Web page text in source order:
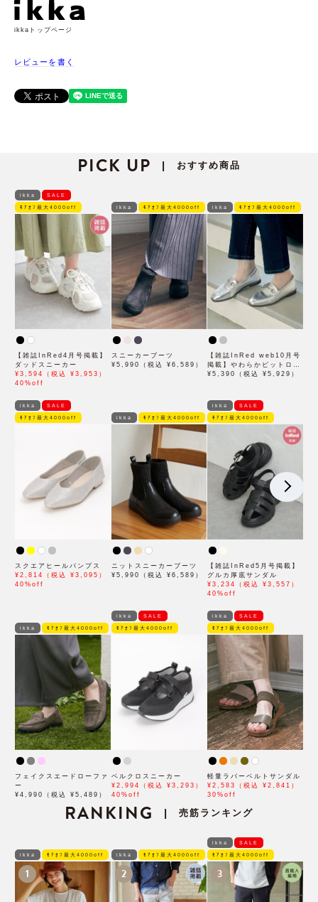
ikkaトップページ
レビューを書く
PICK UP | おすすめ商品
ikka SALE
ﾓｱｵﾌ最大4000off
【雑誌InRed4月号掲載】
ダッドスニーカー
¥3,594（税込 ¥3,953）
40%off
ikka ﾓｱｵﾌ最大4000off
スニーカーブーツ
¥5,990（税込 ¥6,589）
ikka ﾓｱｵﾌ最大4000off
【雑誌InRed web10月号
掲載】やわらかビットロー
ファー
¥5,390（税込 ¥5,929）
ikka SALE
ﾓｱｵﾌ最大4000off
スクエアヒールパンプス
¥2,814（税込 ¥3,095）
40%off
ikka ﾓｱｵﾌ最大4000off
ニットスニーカーブーツ
¥5,990（税込 ¥6,589）
ikka SALE
ﾓｱｵﾌ最大4000off
【雑誌InRed5月号掲載】
グルカ厚底サンダル
¥3,234（税込 ¥3,557）
40%off
ikka ﾓｱｵﾌ最大4000off
フェイクスエードローファ
ー
¥4,990（税込 ¥5,489）
ikka SALE
ﾓｱｵﾌ最大4000off
ベルクロスニーカー
¥2,994（税込 ¥3,293）
40%off
ikka SALE
ﾓｱｵﾌ最大4000off
軽量ラバーベルトサンダル
¥2,583（税込 ¥2,841）
30%off
RANKING | 売筋ランキング
ikka ﾓｱｵﾌ最大4000off
1
ikka ﾓｱｵﾌ最大4000off
2
ikka SALE
ﾓｱｵﾌ最大4000off
3